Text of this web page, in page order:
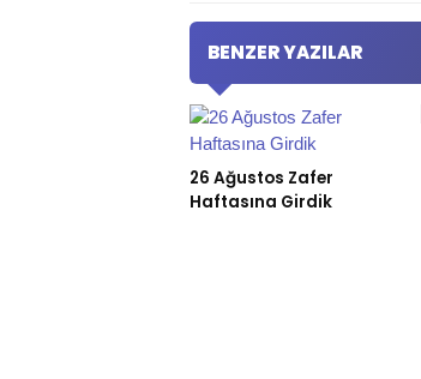
BENZER YAZILAR
26 Ağustos Zafer
Haftasına Girdik